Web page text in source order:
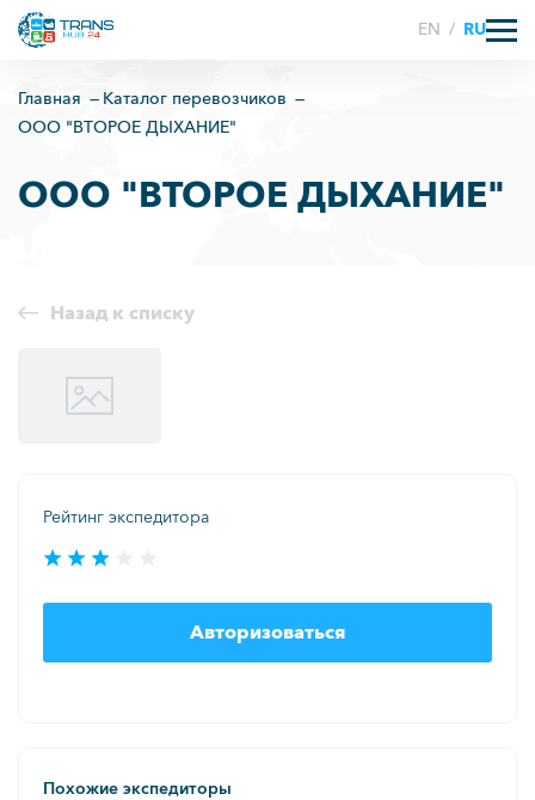
EN / RU
Главная
Каталог перевозчиков
ООО "ВТОРОЕ ДЫХАНИЕ"
ООО "ВТОРОЕ ДЫХАНИЕ"
Назад к списку
Рейтинг экспедитора
Авторизоваться
Похожие экспедиторы